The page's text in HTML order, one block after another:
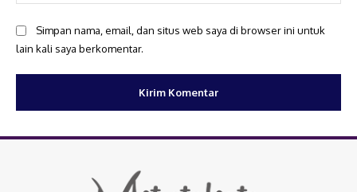
Simpan nama, email, dan situs web saya di browser ini untuk
lain kali saya berkomentar.